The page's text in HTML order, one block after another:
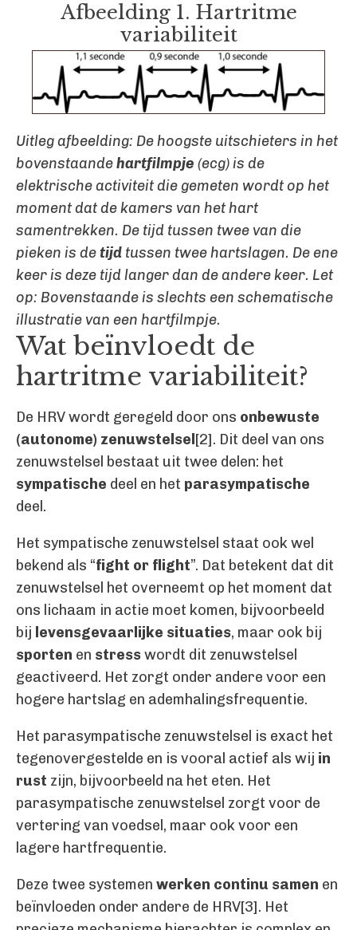
Afbeelding 1. Hartritme
variabiliteit
Uitleg afbeelding: De hoogste uitschieters in het
bovenstaandehartfilmpje (ecg) is de
elektrische activiteit die gemeten wordt op het
moment dat de kamers van het hart
samentrekken. De tijd tussen twee van die
pieken is detijd tussen twee hartslagen. De ene
keer is deze tijd langer dan de andere keer. Let
op: Bovenstaande is slechts een schematische
illustratie van een hartfilmpje.
Wat beïnvloedt de
hartritme variabiliteit?
De HRV wordt geregeld door ons onbewuste
(autonome) zenuwstelsel[2]. Dit deel van ons
zenuwstelsel bestaat uit twee delen: het
sympatische deel en het parasympatische
deel.
Het sympatische zenuwstelsel staat ook wel
bekend als “fight or flight”. Dat betekent dat dit
zenuwstelsel het overneemt op het moment dat
ons lichaam in actie moet komen, bijvoorbeeld
bij levensgevaarlijke situaties, maar ook bij
sporten en stresswordt dit zenuwstelsel
geactiveerd. Het zorgt onder andere voor een
hogere hartslag en ademhalingsfrequentie.
Het parasympatische zenuwstelsel is exact het
tegenovergestelde en is vooral actief als wij in
rust zijn, bijvoorbeeld na het eten. Het
parasympatische zenuwstelsel zorgt voor de
vertering van voedsel, maar ook voor een
lagere hartfrequentie.
Deze twee systemen werken continu samen en
beïnvloeden onder andere de HRV[3]. Het